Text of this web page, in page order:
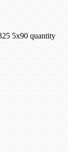
5х90 quantity